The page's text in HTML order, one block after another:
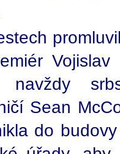
navždy
Sean
do